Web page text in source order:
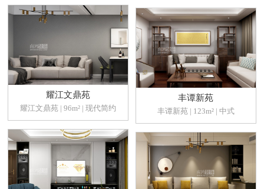
耀江文鼎苑
耀江文鼎苑 | 96m² | 现代简约
丰谭新苑
丰谭新苑 | 123m² | 中式